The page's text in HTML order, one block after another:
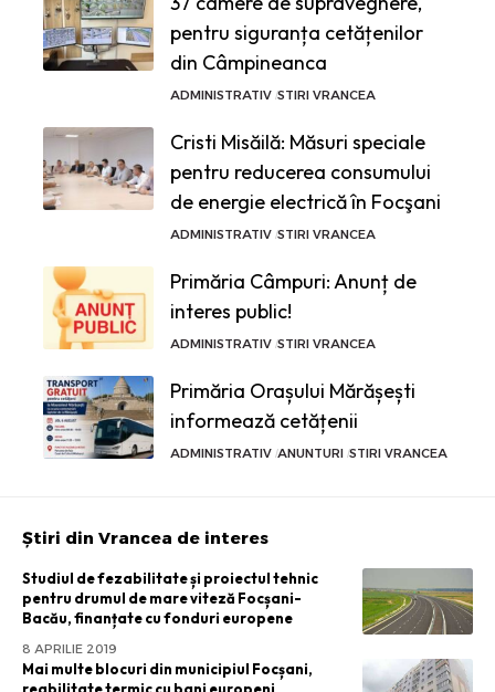
pentru siguranța cetățenilor
din Câmpineanca
ADMINISTRATIV STIRI VRANCEA
Cristi Misăilă: Măsuri speciale
pentru reducerea consumului
de energie electrică în Focşani
ADMINISTRATIV STIRI VRANCEA
Primăria Câmpuri: Anunț de
interes public!
ADMINISTRATIV STIRI VRANCEA
Primăria Orașului Mărășești
informează cetățenii
ADMINISTRATIV ANUNTURI STIRI VRANCEA
Știri din Vrancea de interes
Studiul de fezabilitate și proiectul tehnic
pentru drumul de mare viteză Focșani-
Bacău, finanțate cu fonduri europene
8 APRILIE 2019
Mai multe blocuri din municipiul Focșani,